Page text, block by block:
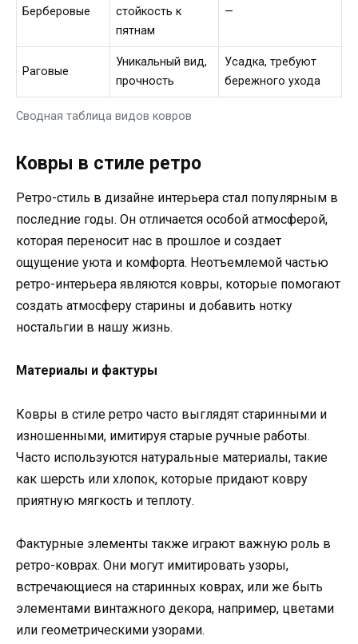
Сводная таблица видов ковров
Берберовые
стойкость к
пятнам
—
Раговые
Уникальный вид,
прочность
Усадка, требуют
бережного ухода
Ковры в стиле ретро
Ретро-стиль в дизайне интерьера стал популярным в
последние годы. Он отличается особой атмосферой,
которая переносит нас в прошлое и создает
ощущение уюта и комфорта. Неотъемлемой частью
ретро-интерьера являются ковры, которые помогают
создать атмосферу старины и добавить нотку
ностальгии в нашу жизнь.
Материалы и фактуры
Ковры в стиле ретро часто выглядят старинными и
изношенными, имитируя старые ручные работы.
Часто используются натуральные материалы, такие
как шерсть или хлопок, которые придают ковру
приятную мягкость и теплоту.
Фактурные элементы также играют важную роль в
ретро-коврах. Они могут имитировать узоры,
встречающиеся на старинных коврах, или же быть
элементами винтажного декора, например, цветами
или геометрическими узорами.